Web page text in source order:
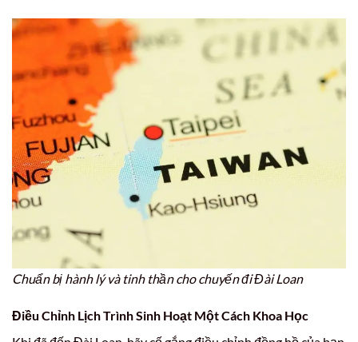
Chuẩn bị hành lý và tinh thần cho chuyến đi Đài Loan
Điều Chỉnh Lịch Trình Sinh Hoạt Một Cách Khoa Học